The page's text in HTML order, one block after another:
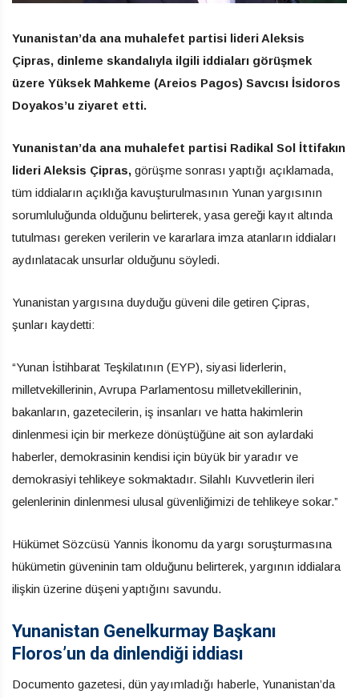
Yunanistan’da ana muhalefet partisi lideri Aleksis
Çipras, dinleme skandalıyla ilgili iddiaları görüşmek
üzere Yüksek Mahkeme (Areios Pagos) Savcısı İsidoros
Doyakos’u ziyaret etti.
Yunanistan’da ana muhalefet partisi Radikal Sol İttifakın
lideri Aleksis Çipras, görüşme sonrası yaptığı açıklamada,
tüm iddiaların açıklığa kavuşturulmasının Yunan yargısının
sorumluluğunda olduğunu belirterek, yasa gereği kayıt altında
tutulması gereken verilerin ve kararlara imza atanların iddiaları
aydınlatacak unsurlar olduğunu söyledi.
Yunanistan yargısına duyduğu güveni dile getiren Çipras,
şunları kaydetti:
“Yunan İstihbarat Teşkilatının (EYP), siyasi liderlerin,
milletvekillerinin, Avrupa Parlamentosu milletvekillerinin,
bakanların, gazetecilerin, iş insanları ve hatta hakimlerin
dinlenmesi için bir merkeze dönüştüğüne ait son aylardaki
haberler, demokrasinin kendisi için büyük bir yaradır ve
demokrasiyi tehlikeye sokmaktadır. Silahlı Kuvvetlerin ileri
gelenlerinin dinlenmesi ulusal güvenliğimizi de tehlikeye sokar.”
Hükümet Sözcüsü Yannis İkonomu da yargı soruşturmasına
hükümetin güveninin tam olduğunu belirterek, yargının iddialara
ilişkin üzerine düşeni yaptığını savundu.
Yunanistan Genelkurmay Başkanı
Floros’un da dinlendiği iddiası
Documento gazetesi, dün yayımladığı haberle, Yunanistan’da